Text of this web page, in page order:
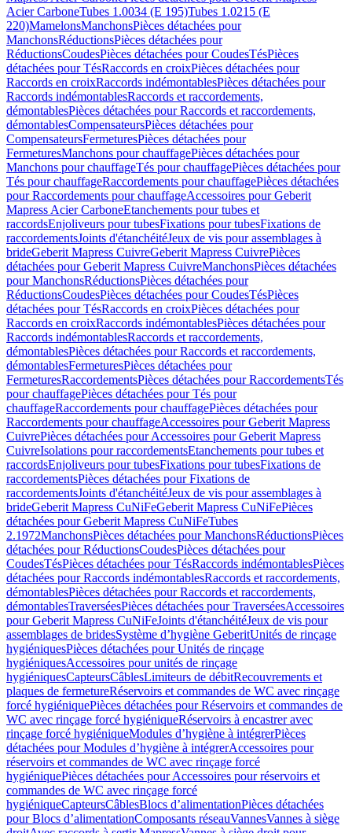
Acier CarboneTubes 1.0034 (E 195)Tubes 1.0215 (E
220)MamelonsManchonsPièces détachées pour
ManchonsRéductionsPièces détachées pour
RéductionsCoudesPièces détachées pour CoudesTésPièces
détachées pour TésRaccords en croixPièces détachées pour
Raccords en croixRaccords indémontablesPièces détachées pour
Raccords indémontablesRaccords et raccordements,
démontablesPièces détachées pour Raccords et raccordements,
démontablesCompensateursPièces détachées pour
CompensateursFermeturesPièces détachées pour
FermeturesManchons pour chauffagePièces détachées pour
Manchons pour chauffageTés pour chauffagePièces détachées pour
Tés pour chauffageRaccordements pour chauffagePièces détachées
pour Raccordements pour chauffageAccessoires pour Geberit
Mapress Acier CarboneEtanchements pour tubes et
raccordsEnjoliveurs pour tubesFixations pour tubesFixations de
raccordementsJoints d'étanchéitéJeux de vis pour assemblages à
brideGeberit Mapress CuivreGeberit Mapress CuivrePièces
détachées pour Geberit Mapress CuivreManchonsPièces détachées
pour ManchonsRéductionsPièces détachées pour
RéductionsCoudesPièces détachées pour CoudesTésPièces
détachées pour TésRaccords en croixPièces détachées pour
Raccords en croixRaccords indémontablesPièces détachées pour
Raccords indémontablesRaccords et raccordements,
démontablesPièces détachées pour Raccords et raccordements,
démontablesFermeturesPièces détachées pour
FermeturesRaccordementsPièces détachées pour RaccordementsTés
pour chauffagePièces détachées pour Tés pour
chauffageRaccordements pour chauffagePièces détachées pour
Raccordements pour chauffageAccessoires pour Geberit Mapress
CuivrePièces détachées pour Accessoires pour Geberit Mapress
CuivreIsolations pour raccordementsEtanchements pour tubes et
raccordsEnjoliveurs pour tubesFixations pour tubesFixations de
raccordementsPièces détachées pour Fixations de
raccordementsJoints d'étanchéitéJeux de vis pour assemblages à
brideGeberit Mapress CuNiFeGeberit Mapress CuNiFePièces
détachées pour Geberit Mapress CuNiFeTubes
2.1972ManchonsPièces détachées pour ManchonsRéductionsPièces
détachées pour RéductionsCoudesPièces détachées pour
CoudesTésPièces détachées pour TésRaccords indémontablesPièces
détachées pour Raccords indémontablesRaccords et raccordements,
démontablesPièces détachées pour Raccords et raccordements,
démontablesTraverséesPièces détachées pour TraverséesAccessoires
pour Geberit Mapress CuNiFeJoints d'étanchéitéJeux de vis pour
assemblages de bridesSystème d’hygiène GeberitUnités de rinçage
hygiéniquesPièces détachées pour Unités de rinçage
hygiéniquesAccessoires pour unités de rinçage
hygiéniquesCapteursCâblesLimiteurs de débitRecouvrements et
plaques de fermetureRéservoirs et commandes de WC avec rinçage
forcé hygiéniquePièces détachées pour Réservoirs et commandes de
WC avec rinçage forcé hygiéniqueRéservoirs à encastrer avec
rinçage forcé hygiéniqueModules d’hygiène à intégrerPièces
détachées pour Modules d’hygiène à intégrerAccessoires pour
réservoirs et commandes de WC avec rinçage forcé
hygiéniquePièces détachées pour Accessoires pour réservoirs et
commandes de WC avec rinçage forcé
hygiéniqueCapteursCâblesBlocs d’alimentationPièces détachées
pour Blocs d’alimentationComposants réseauVannesVannes à siège